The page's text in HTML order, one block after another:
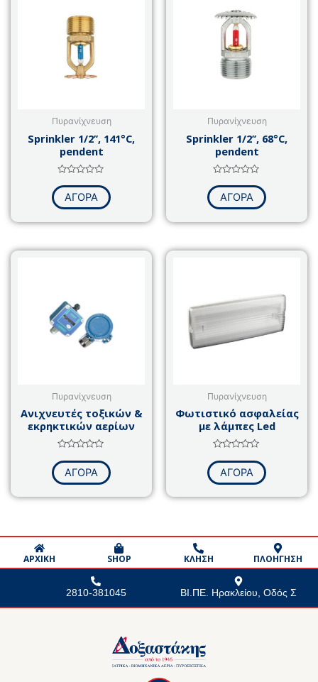
Πυρανίχνευση
Sprinkler 1/2’’, 141°C,
pendent
με
από
ΑΓΟΡΑ
Πυρανίχνευση
Sprinkler 1/2’’, 68°C,
pendent
με
από
ΑΓΟΡΑ
Πυρανίχνευση
Ανιχνευτές τοξικών &
εκρηκτικών αερίων
με
από
ΑΓΟΡΑ
Πυρανίχνευση
Φωτιστικό ασφαλείας
με λάμπες Led
με
από
ΑΓΟΡΑ
ΑΡΧΙΚΗ SHOP ΚΛΗΣΗ ΠΛΟΗΓΗΣΗ
2810-381045 ΒΙ.ΠΕ. Ηρακλείου, Οδός Σ